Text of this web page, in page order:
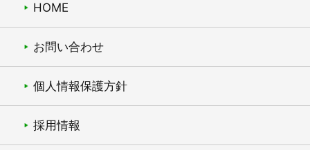
HOME
お問い合わせ
個人情報保護方針
採用情報